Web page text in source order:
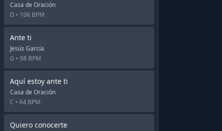
Casa de Oración
D • 106 BPM
Ante ti
Jesús García
G • 98 BPM
Aquí estoy ante ti
Casa de Oración
C • 64 BPM
Quiero conocerte